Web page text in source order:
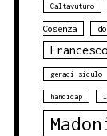
Caltavuturo
Cosenza
geraci siculo
handicap